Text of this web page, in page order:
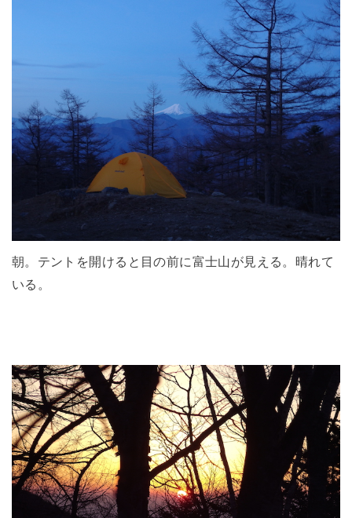
朝。テントを開けると目の前に富士山が見える。晴れて
いる。